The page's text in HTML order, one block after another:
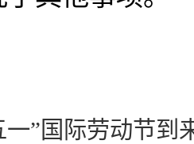
一”国际劳动节到